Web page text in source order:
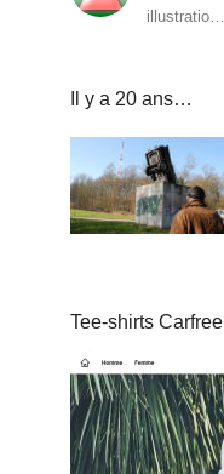
illustratio…
Il y a 20 ans…
Tee-shirts Carfree